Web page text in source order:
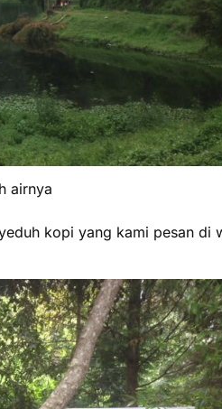
airnya
kopi yang kami pesan di